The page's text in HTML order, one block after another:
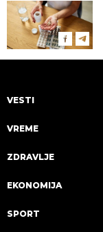
VESTI
VREME
ZDRAVLJE
EKONOMIJA
SPORT